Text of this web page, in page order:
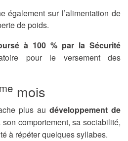
également sur l’alimentation de
de poids.
à 100 % par la Sécurité
pour le versement des
mois
plus au développement de
son comportement, sa sociabilité,
à répéter quelques syllabes.